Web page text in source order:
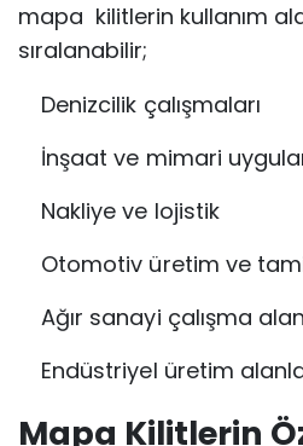
mapa kilitlerin kullanım
sıralanabilir;
Denizcilik çalışmaları
İnşaat ve mimari
Nakliye ve lojistik
Otomotiv üretim ve
Ağır sanayi çalışma
Endüstriyel üretim
Mapa Kilitlerin